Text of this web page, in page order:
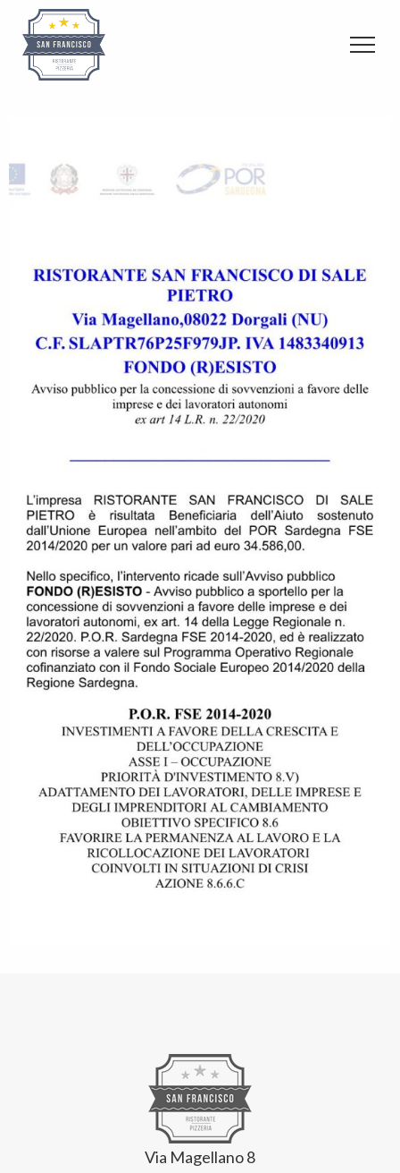
Via Magellano 8